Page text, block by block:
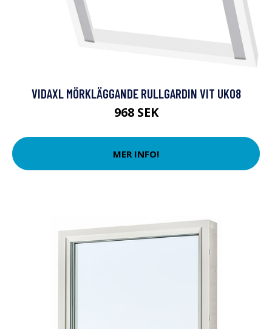
VIDAXL MÖRKLÄGGANDE RULLGARDIN VIT UK08
968 SEK
MER INFO!